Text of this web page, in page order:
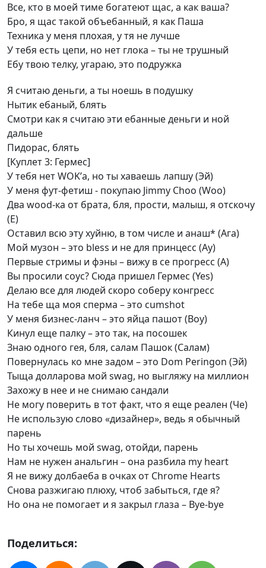
Все, кто в моей тиме богатеют щас, а как ваша?
Бро, я щас такой объебанный, я как Паша
Техника у меня плохая, у тя не лучше
У тебя есть цепи, но нет глока – ты не трушный
Ебу твою телку, угараю, это подружка
Я считаю деньги, а ты ноешь в подушку
Нытик ебаный, блять
Смотри как я считаю эти ебанные деньги и ной
дальше
Пидорас, блять
[Куплет 3: Гермес]
У тебя нет WOK’а, но ты хаваешь лапшу (Эй)
У меня фут-фетиш - покупаю Jimmy Choo (Woo)
Два wood-ка от брата, бля, прости, малыш, я отскочу
(Е)
Оставил всю эту хуйню, в том числе и анаш* (Ага)
Мой музон – это bless и не для принцесс (Ау)
Первые стримы и фэны – вижу в се прогресс (А)
Вы просили соус? Сюда пришел Гермес (Yes)
Делаю все для людей скоро соберу конгресс
На тебе ща моя сперма – это cumshot
У меня бизнес-ланч – это яйца пашот (Воу)
Кинул еще палку – это так, на посошек
Знаю одного гея, бля, салам Пашок (Салам)
Повернулась ко мне задом – это Dom Peringon (Эй)
Тыща долларова мой swag, но выгляжу на миллион
Захожу в нее и не снимаю сандали
Не могу поверить в тот факт, что я еще реален (Че)
Не использую слово «дизайнер», ведь я обычный
парень
Но ты хочешь мой swag, отойди, парень
Нам не нужен анальгин – она разбила my heart
Я не вижу долбаеба в очках от Chrome Hearts
Снова разжигаю плюху, чтоб забыться, где я?
Но она не помогает и я закрыл глаза – Bye-bye
Поделиться: